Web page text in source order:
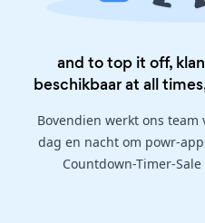
and to top it off,
beschikbaar at all
Bovendien werkt ons
dag en nacht om powr-
Countdown-Timer-